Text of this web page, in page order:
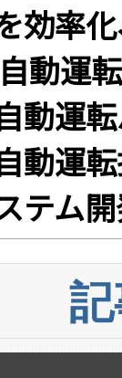
効率
動運
動運
動運
テム